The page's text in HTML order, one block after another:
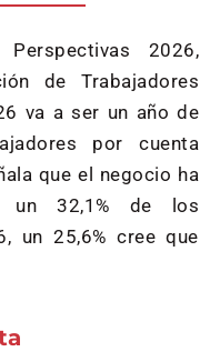
2026,
de Trabajadores
va a ser un año de
por cuenta
que el negocio ha
un 32,1% de los
un 25,6% cree que